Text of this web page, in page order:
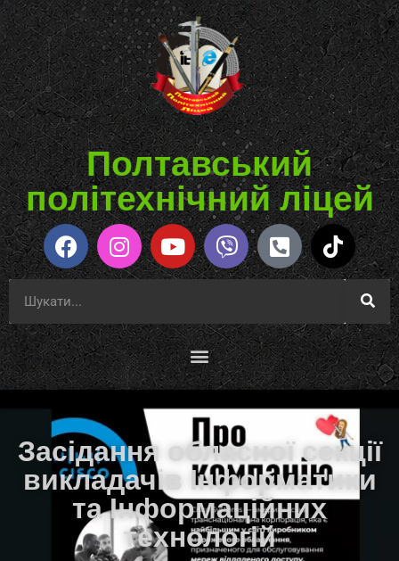
Полтавський
політехнічний ліцей
Засідання обласної секції
викладачів Інформатики
та Інформаційних
технологій